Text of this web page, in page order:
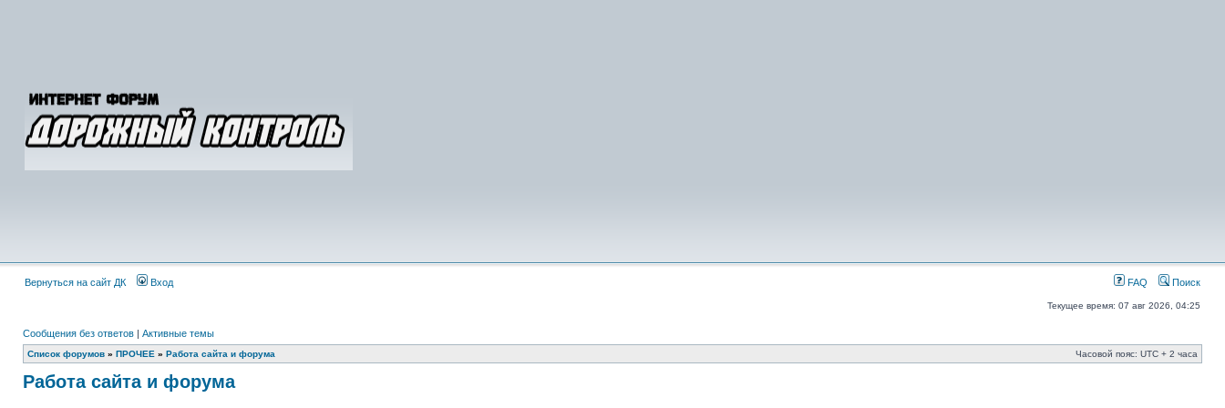
Вернуться на сайт ДК Вход FAQ Поиск
Текущее время: 07 авг 2026, 04:25
Сообщения без ответов | Активные темы
Список форумов » ПРОЧЕЕ » Работа сайта и форума Часовой пояс: UTC + 2 часа
Работа сайта и форума